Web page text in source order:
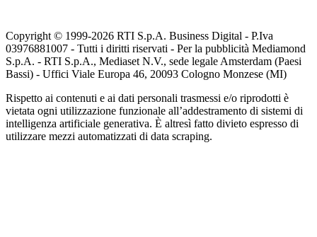
Copyright © 1999-2026 RTI S.p.A. Business Digital - P.Iva
03976881007 - Tutti i diritti riservati - Per la pubblicità Mediamond
S.p.A. - RTI S.p.A., Mediaset N.V., sede legale Amsterdam (Paesi
Bassi) - Uffici Viale Europa 46, 20093 Cologno Monzese (MI)
Rispetto ai contenuti e ai dati personali trasmessi e/o riprodotti è
vietata ogni utilizzazione funzionale all’addestramento di sistemi di
intelligenza artificiale generativa. È altresì fatto divieto espresso di
utilizzare mezzi automatizzati di data scraping.